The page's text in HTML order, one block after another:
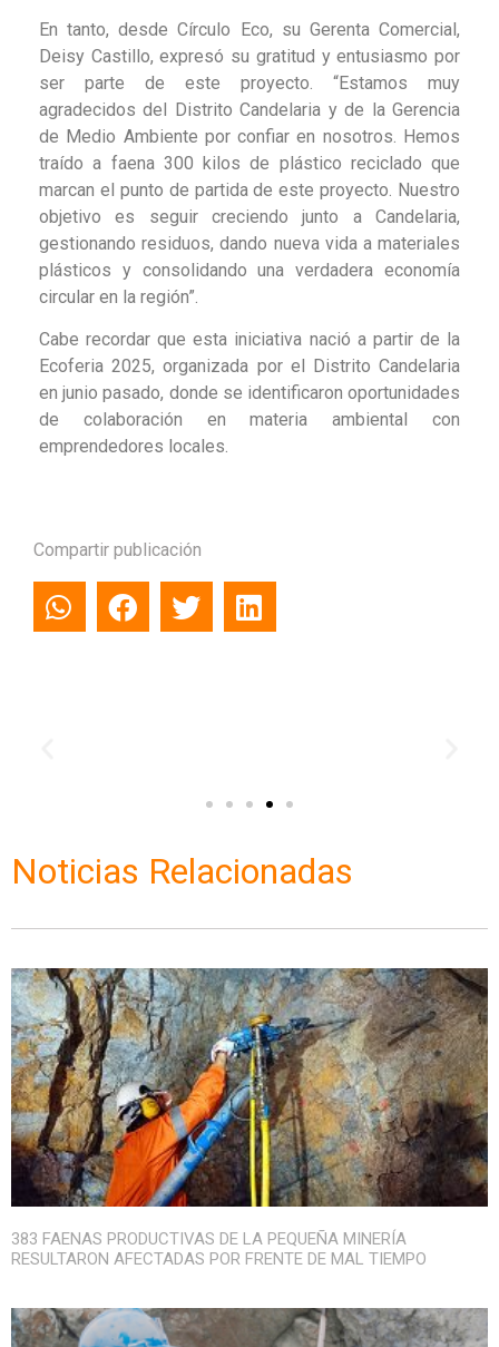
En tanto, desde Círculo Eco, su Gerenta Comercial,
Deisy Castillo, expresó su gratitud y entusiasmo por
ser parte de este proyecto. “Estamos muy
agradecidos del Distrito Candelaria y de la Gerencia
de Medio Ambiente por confiar en nosotros. Hemos
traído a faena 300 kilos de plástico reciclado que
marcan el punto de partida de este proyecto. Nuestro
objetivo es seguir creciendo junto a Candelaria,
gestionando residuos, dando nueva vida a materiales
plásticos y consolidando una verdadera economía
circular en la región”.
Cabe recordar que esta iniciativa nació a partir de la
Ecoferia 2025, organizada por el Distrito Candelaria
en junio pasado, donde se identificaron oportunidades
de colaboración en materia ambiental con
emprendedores locales.
Compartir publicación
Noticias Relacionadas
383 FAENAS PRODUCTIVAS DE LA PEQUEÑA MINERÍA
RESULTARON AFECTADAS POR FRENTE DE MAL TIEMPO